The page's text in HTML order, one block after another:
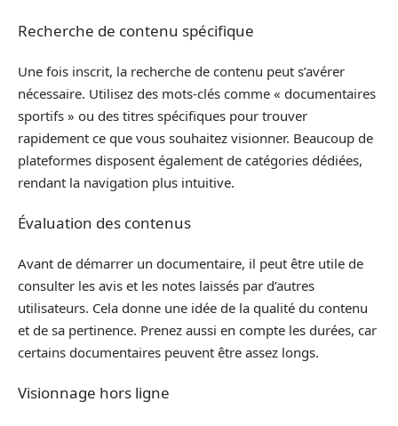
Recherche de contenu spécifique
Une fois inscrit, la recherche de contenu peut s’avérer
nécessaire. Utilisez des mots-clés comme « documentaires
sportifs » ou des titres spécifiques pour trouver
rapidement ce que vous souhaitez visionner. Beaucoup de
plateformes disposent également de catégories dédiées,
rendant la navigation plus intuitive.
Évaluation des contenus
Avant de démarrer un documentaire, il peut être utile de
consulter les avis et les notes laissés par d’autres
utilisateurs. Cela donne une idée de la qualité du contenu
et de sa pertinence. Prenez aussi en compte les durées, car
certains documentaires peuvent être assez longs.
Visionnage hors ligne